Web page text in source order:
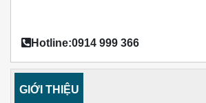
Hotline:0914 999 366
GIỚI THIỆU